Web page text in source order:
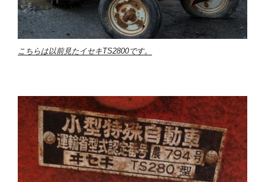
こちらは以前見たイセキTS2800です。